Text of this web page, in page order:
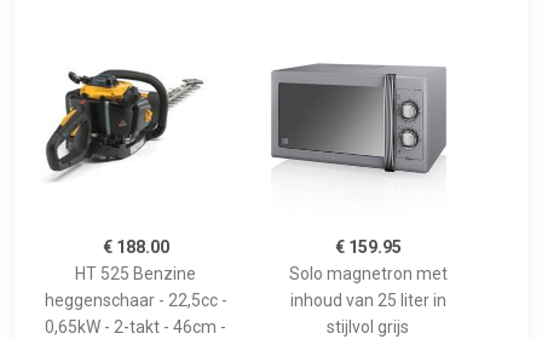
€ 188.00
HT 525 Benzine
heggenschaar - 22,5cc -
0,65kW - 2-takt - 46cm -
€ 159.95
Solo magnetron met
inhoud van 25 liter in
stijlvol grijs